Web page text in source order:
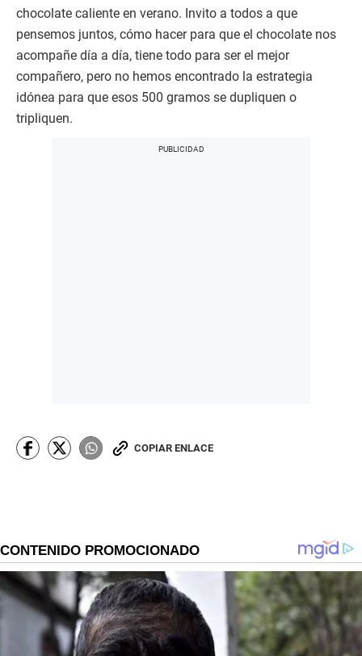
chocolate caliente en verano. Invito a todos a que
pensemos juntos, cómo hacer para que el chocolate nos
acompañe día a día, tiene todo para ser el mejor
compañero, pero no hemos encontrado la estrategia
idónea para que esos 500 gramos se dupliquen o
tripliquen.
COPIAR ENLACE